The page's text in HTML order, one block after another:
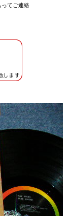
ってご連絡